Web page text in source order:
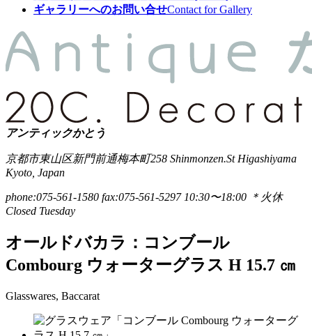
ギャラリーへのお問い合せContact for Gallery
アンティックかとう
京都市東山区新門前通梅本町258 Shinmonzen.St Higashiyama
Kyoto, Japan
phone:075-561-1580 fax:075-561-5297 10:30〜18:00 ＊火休
Closed Tuesday
オールドバカラ：コンブール
Combourg ウォーターグラス H 15.7 ㎝
Glasswares, Baccarat